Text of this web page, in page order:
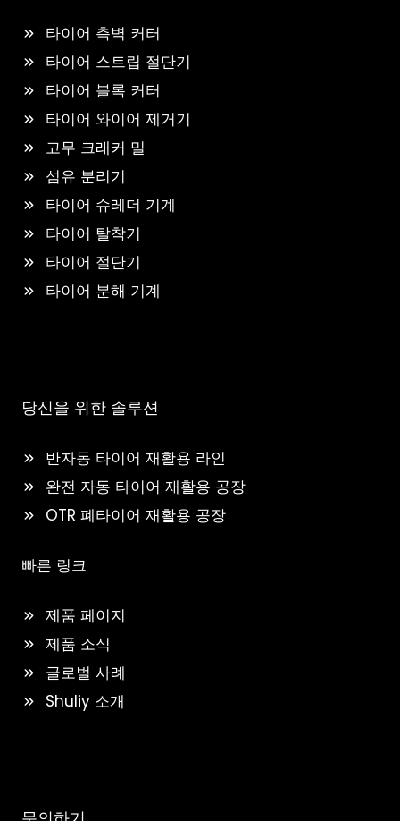
타이어 측벽 커터
타이어 스트립 절단기
타이어 블록 커터
타이어 와이어 제거기
고무 크래커 밀
섬유 분리기
타이어 슈레더 기계
타이어 탈착기
타이어 절단기
타이어 분해 기계
당신을 위한 솔루션
반자동 타이어 재활용 라인
완전 자동 타이어 재활용 공장
OTR 폐타이어 재활용 공장
빠른 링크
제품 페이지
제품 소식
글로벌 사례
Shuliy 소개